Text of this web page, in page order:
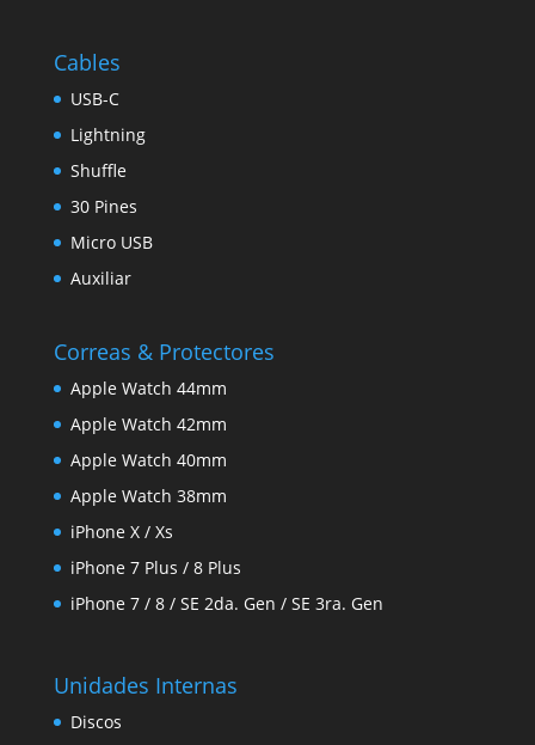
Cables
USB-C
Lightning
Shuffle
30 Pines
Micro USB
Auxiliar
Correas & Protectores
Apple Watch 44mm
Apple Watch 42mm
Apple Watch 40mm
Apple Watch 38mm
iPhone X / Xs
iPhone 7 Plus / 8 Plus
iPhone 7 / 8 / SE 2da. Gen / SE 3ra. Gen
Unidades Internas
Discos